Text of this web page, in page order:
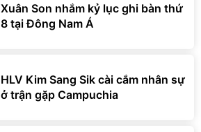
Xuân Son nhắm kỷ lục ghi bàn thứ
8 tại Đông Nam Á
HLV Kim Sang Sik cài cắm nhân sự
ở trận gặp Campuchia